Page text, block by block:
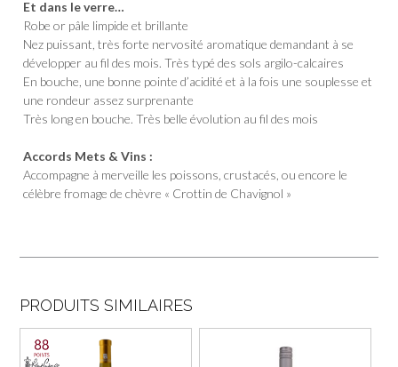
Et dans le verre…
Robe or pâle limpide et brillante
Nez puissant, très forte nervosité aromatique demandant à se
développer au fil des mois. Très typé des sols argilo-calcaires
En bouche, une bonne pointe d’acidité et à la fois une souplesse et
une rondeur assez surprenante
Très long en bouche. Très belle évolution au fil des mois
Accords Mets & Vins :
Accompagne à merveille les poissons, crustacés, ou encore le
célèbre fromage de chèvre « Crottin de Chavignol »
PRODUITS SIMILAIRES